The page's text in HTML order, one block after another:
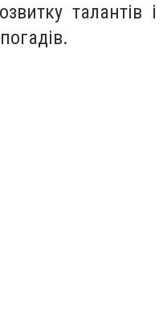
талантів і